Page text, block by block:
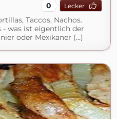
0 Lecker
Taccos, Nachos.
- was ist eigentlich der
oder Mexikaner (...)